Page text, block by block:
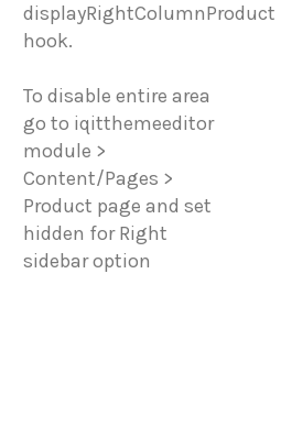
displayRightColumnProduct
hook.
To disable entire area
go to iqitthemeeditor
module >
Content/Pages >
Product page and set
hidden for Right
sidebar option